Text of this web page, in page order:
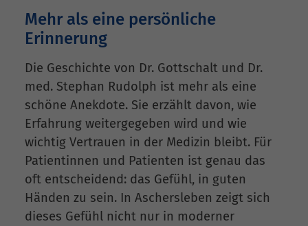
Mehr als eine persönliche
Erinnerung
Die Geschichte von Dr. Gottschalt und Dr.
med. Stephan Rudolph ist mehr als eine
schöne Anekdote. Sie erzählt davon, wie
Erfahrung weitergegeben wird und wie
wichtig Vertrauen in der Medizin bleibt. Für
Patientinnen und Patienten ist genau das
oft entscheidend: das Gefühl, in guten
Händen zu sein. In Aschersleben zeigt sich
dieses Gefühl nicht nur in moderner